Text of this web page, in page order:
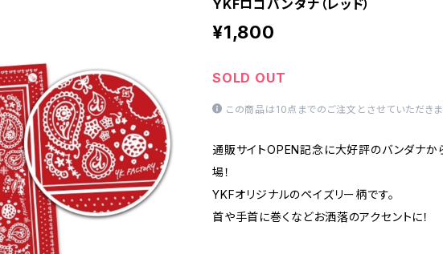
YKFロゴバンダナ（レッド）
¥1,800
SOLD OUT
この商品は10点までのご注文とさせていただきま
通販サイトOPEN記念に大好評のバンダナか
場！
YKFオリジナルのペイズリー柄です。
首や手首に巻くなどお洒落のアクセントに！